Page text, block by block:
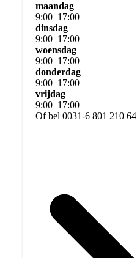
maandag
9:00–17:00
dinsdag
9:00–17:00
woensdag
9:00–17:00
donderdag
9:00–17:00
vrijdag
9:00–17:00
Of bel 0031-6 801 210 64